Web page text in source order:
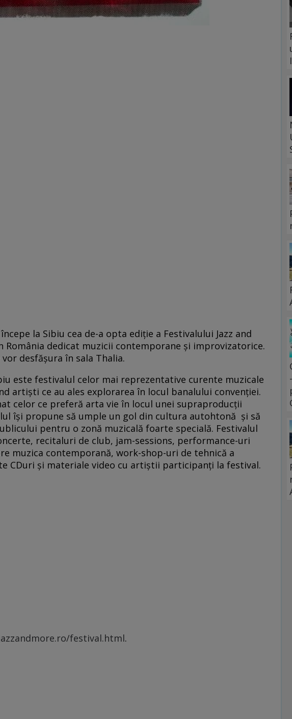
la Sibiu cea de-a opta ediţie a Festivalului Jazz and
România dedicat muzicii contemporane şi improvizatorice.
desfăşura în sala Thalia.
este festivalul celor mai reprezentative curente muzicale
artişti ce au ales explorarea în locul banalului convenţiei.
celor ce preferă arta vie în locul unei supraproducţii
îşi propune să umple un gol din cultura autohtonă şi să
pentru o zonă muzicală foarte specială. Festivalul
recitaluri de club, jam-sessions, performance-uri
muzica contemporană, work-shop-uri de tehnică a
CDuri şi materiale video cu artiştii participanţi la festival.
festival.html.